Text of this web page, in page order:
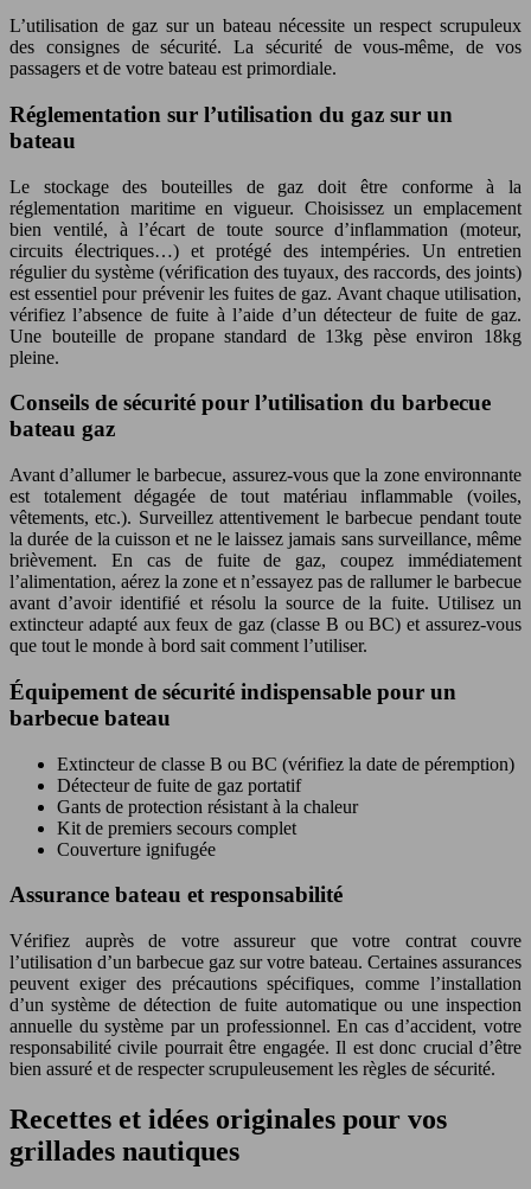
L’utilisation de gaz sur un bateau nécessite un respect scrupuleux
des consignes de sécurité. La sécurité de vous-même, de vos
passagers et de votre bateau est primordiale.
Réglementation sur l’utilisation du gaz sur un
bateau
Le stockage des bouteilles de gaz doit être conforme à la
réglementation maritime en vigueur. Choisissez un emplacement
bien ventilé, à l’écart de toute source d’inflammation (moteur,
circuits électriques…) et protégé des intempéries. Un entretien
régulier du système (vérification des tuyaux, des raccords, des joints)
est essentiel pour prévenir les fuites de gaz. Avant chaque utilisation,
vérifiez l’absence de fuite à l’aide d’un détecteur de fuite de gaz.
Une bouteille de propane standard de 13kg pèse environ 18kg
pleine.
Conseils de sécurité pour l’utilisation du barbecue
bateau gaz
Avant d’allumer le barbecue, assurez-vous que la zone environnante
est totalement dégagée de tout matériau inflammable (voiles,
vêtements, etc.). Surveillez attentivement le barbecue pendant toute
la durée de la cuisson et ne le laissez jamais sans surveillance, même
brièvement. En cas de fuite de gaz, coupez immédiatement
l’alimentation, aérez la zone et n’essayez pas de rallumer le barbecue
avant d’avoir identifié et résolu la source de la fuite. Utilisez un
extincteur adapté aux feux de gaz (classe B ou BC) et assurez-vous
que tout le monde à bord sait comment l’utiliser.
Équipement de sécurité indispensable pour un
barbecue bateau
Extincteur de classe B ou BC (vérifiez la date de péremption)
Détecteur de fuite de gaz portatif
Gants de protection résistant à la chaleur
Kit de premiers secours complet
Couverture ignifugée
Assurance bateau et responsabilité
Vérifiez auprès de votre assureur que votre contrat couvre
l’utilisation d’un barbecue gaz sur votre bateau. Certaines assurances
peuvent exiger des précautions spécifiques, comme l’installation
d’un système de détection de fuite automatique ou une inspection
annuelle du système par un professionnel. En cas d’accident, votre
responsabilité civile pourrait être engagée. Il est donc crucial d’être
bien assuré et de respecter scrupuleusement les règles de sécurité.
Recettes et idées originales pour vos
grillades nautiques